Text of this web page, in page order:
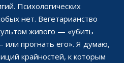
Психологических
нет. Вегетарианство
живого — «убить
или прогнать его». Я думаю,
крайностей, к которым